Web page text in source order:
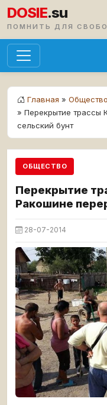
DOSIE.su
ПОМНИТЬ ДЛЯ
Главная » Общество
» Перекрытие трассы
сельский бунт
ОБЩЕСТВО
Перекрытие
Ракошине
28-07-2014